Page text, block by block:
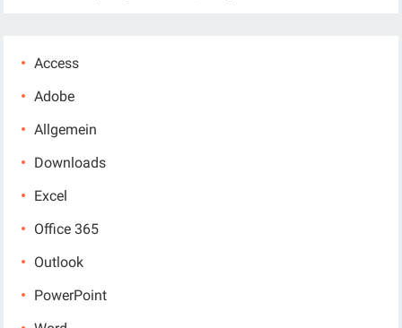
Access
Adobe
Allgemein
Downloads
Excel
Office 365
Outlook
PowerPoint